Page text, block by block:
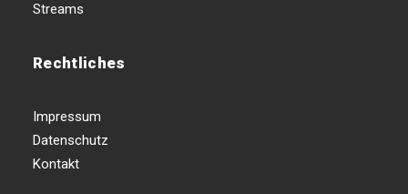
Streams
Rechtliches
Impressum
Datenschutz
Kontakt